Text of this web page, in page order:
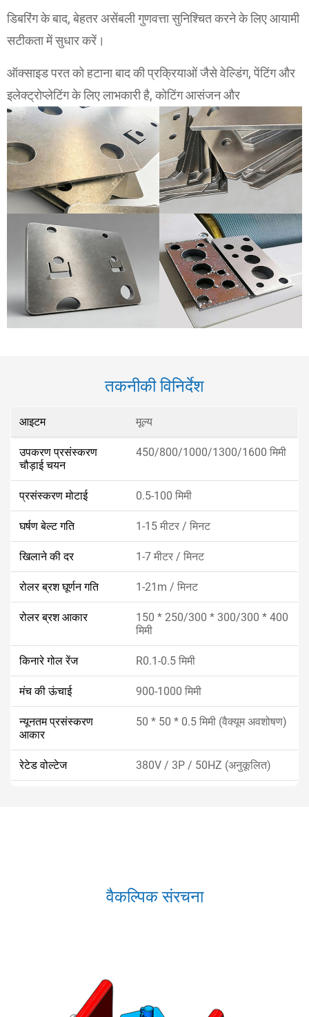
डिबरिंग के बाद, बेहतर असेंबली गुणवत्ता सुनिश्चित करने के लिए आयामी
सटीकता में सुधार करें।
ऑक्साइड परत को हटाना बाद की प्रक्रियाओं जैसे वेल्डिंग, पेंटिंग और
इलेक्ट्रोप्लेटिंग के लिए लाभकारी है, कोटिंग आसंजन और
तकनीकी विनिर्देश
आइटम मूल्य
उपकरण प्रसंस्करण
चौड़ाई चयन
450/800/1000/1300/1600 मिमी
प्रसंस्करण मोटाई 0.5-100 मिमी
घर्षण बेल्ट गति 1-15 मीटर / मिनट
खिलाने की दर 1-7 मीटर / मिनट
रोलर ब्रश घूर्णन गति 1-21m / मिनट
रोलर ब्रश आकार
150 * 250/300 * 300/300 * 400
मिमी
किनारे गोल रेंज R0.1-0.5 मिमी
मंच की ऊंचाई 900-1000 मिमी
न्यूनतम प्रसंस्करण
आकार
50 * 50 * 0.5 मिमी (वैक्यूम अवशोषण)
रेटेड वोल्टेज 380V / 3P / 50HZ (अनुकूलित)
वैकल्पिक संरचना